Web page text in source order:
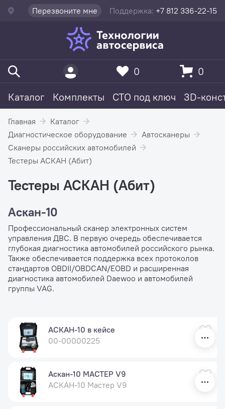
Перезвоните мне Поддержка: +7 812 336-22-15
Каталог Комплекты СТО под ключ 3D-
0 0
Главная
Каталог
Диагностическое оборудование
Автосканеры
Сканеры российских автомобилей
Тестеры АСКАН (Абит)
Тестеры АСКАН (Абит)
Аскан-10
Профессиональный сканер электронных систем
управления ДВС. В первую очередь обеспечивается
глубокая диагностика автомобилей российского рынка.
Также обеспечивается поддержка всех протоколов
стандартов OBDII/OBDCAN/EOBD и расширенная
диагностика автомобилей Daewoo и автомобилей
группы VAG.
АСКАН-10 в кейсе
00-00000225
Аскан-10 МАСТЕР V9
АСКАН-10 Мастер V9